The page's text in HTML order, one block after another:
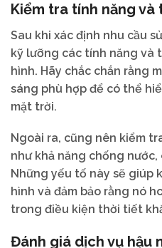
Kiểm tra tính năng
Sau khi xác định nhu cầu
kỹ lưỡng các tính năng và
hình. Hãy chắc chắn rằng
sáng phù hợp để có thể
mặt trời.
Ngoài ra, cũng nên kiểm
như khả năng chống
Những yếu tố này sẽ giúp
hình và đảm bảo rằng nó
trong điều kiện thời tiết
Đánh giá dịch vụ hậu